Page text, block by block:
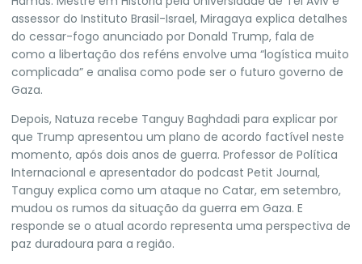
assessor do Instituto Brasil-Israel, Miragaya explica detalhes
do cessar-fogo anunciado por Donald Trump, fala de
como a libertação dos reféns envolve uma “logística muito
complicada” e analisa como pode ser o futuro governo de
Gaza.
Depois, Natuza recebe Tanguy Baghdadi para explicar por
que Trump apresentou um plano de acordo factível neste
momento, após dois anos de guerra. Professor de Política
Internacional e apresentador do podcast Petit Journal,
Tanguy explica como um ataque no Catar, em setembro,
mudou os rumos da situação da guerra em Gaza. E
responde se o atual acordo representa uma perspectiva de
paz duradoura para a região.